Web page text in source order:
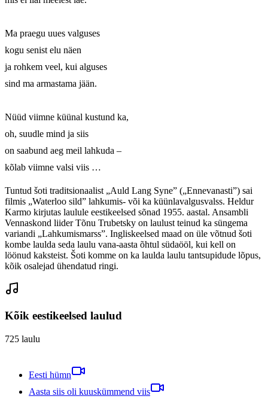
Ma praegu uues valguses
kogu senist elu näen
ja rohkem veel, kui alguses
sind ma armastama jään.
Nüüd viimne küünal kustund ka,
oh, suudle mind ja siis
on saabund aeg meil lahkuda –
kõlab viimne valsi viis …
Tuntud šoti traditsionaalist „Auld Lang Syne” („Ennevanasti”) sai
filmis „Waterloo sild” lahkumis- või ka küünlavalgusvalss. Heldur
Karmo kirjutas laulule eestikeelsed sõnad 1955. aastal. Ansambli
Vennaskond liider Tõnu Trubetsky on laulust teinud ka süngema
variandi „Lahkumismarss”. Ingliskeelsed maad on üle võtnud šoti
kombe laulda seda laulu vana-aasta õhtul südaööl, kui kell on
löönud kaksteist. Šoti komme on ka laulda laulu tantsupidude lõpus,
kõik osalejad ühendatud ringi.
Kõik eestikeelsed laulud
725 laulu
Eesti hümn
Aasta siis oli kuuskümmend viis